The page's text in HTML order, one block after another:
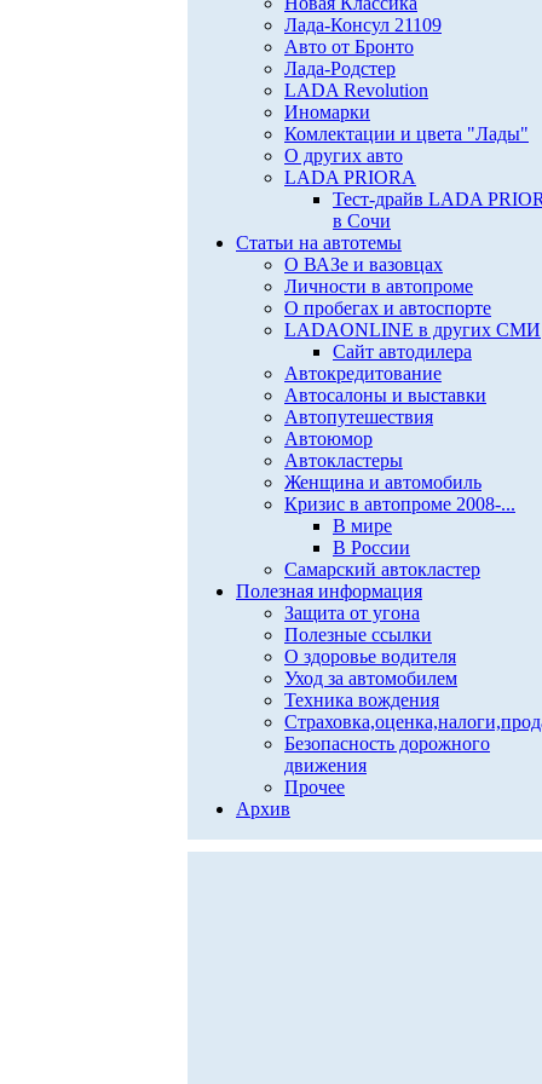
Лада-Консул 21109
Авто от Бронто
Лада-Родстер
LADA Revolution
Иномарки
Комлектации и цвета "Лады"
О других авто
LADA PRIORA
Тест-драйв LADA
в Сочи
Статьи на автотемы
О ВАЗе и вазовцах
Личности в автопроме
О пробегах и автоспорте
LADAONLINE в других СМИ
Сайт автодилера
Автокредитование
Автосалоны и выставки
Автопутешествия
Автоюмор
Автокластеры
Женщина и автомобиль
Кризис в автопроме 2008-...
В мире
В России
Самарский автокластер
Полезная информация
Защита от угона
Полезные ссылки
О здоровье водителя
Уход за автомобилем
Техника вождения
Безопасность дорожного
движения
Прочее
Архив